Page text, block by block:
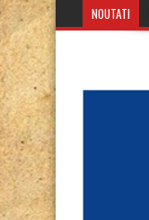
NOUTATI